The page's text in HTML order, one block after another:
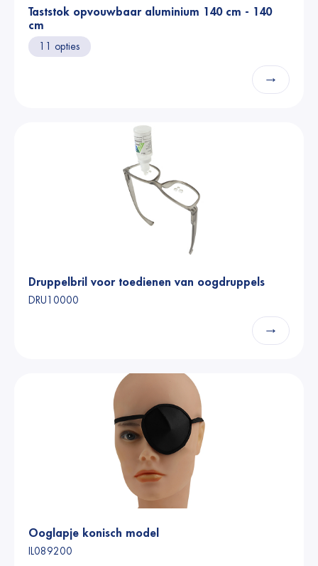
Taststok opvouwbaar aluminium 140 cm - 140
cm
11 opties
→
Druppelbril voor toedienen van oogdruppels
DRU10000
→
Ooglapje konisch model
IL089200